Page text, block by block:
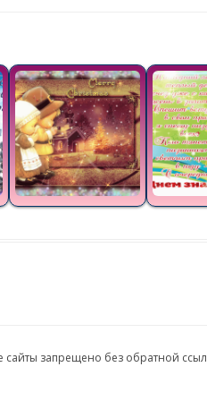
сайты запрещено без обратной